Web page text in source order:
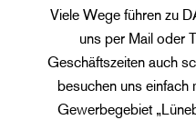
Viele Wege führen zu
uns per Mail oder
Geschäftszeiten auch
besuchen uns einfach
Gewerbegebiet